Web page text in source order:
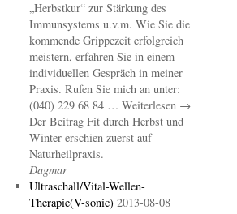
„Herbstkur“ zur Stärkung des
Immunsystems u.v.m. Wie Sie die
kommende Grippezeit erfolgreich
meistern, erfahren Sie in einem
individuellen Gespräch in meiner
Praxis. Rufen Sie mich an unter:
(040) 229 68 84 … Weiterlesen →
Der Beitrag Fit durch Herbst und
Winter erschien zuerst auf
Naturheilpraxis.
Dagmar
Ultraschall/Vital-Wellen-
Therapie(V-sonic) 2013-08-08